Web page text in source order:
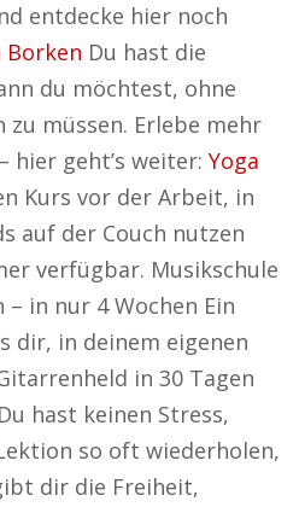
entdecke hier noch
Borken Du hast die
du möchtest, ohne
müssen. Erlebe mehr
hier geht’s weiter: Yoga
Kurs vor der Arbeit, in
auf der Couch nutzen
verfügbar. Musikschule
in nur 4 Wochen Ein
dir, in deinem eigenen
in 30 Tagen
hast keinen Stress,
so oft wiederholen,
dir die Freiheit,